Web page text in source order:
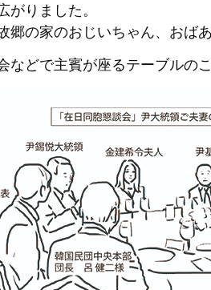
りました。
郷の家のおじいちゃん、おば
どで主賓が座るテーブルの